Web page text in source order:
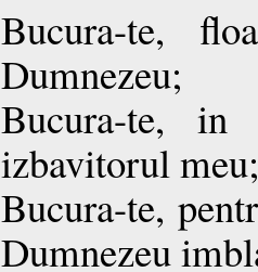
Bucura-te,
Dumnezeu;
Bucura-te,
izbavitorul meu;
Bucura-te,
Dumnezeu